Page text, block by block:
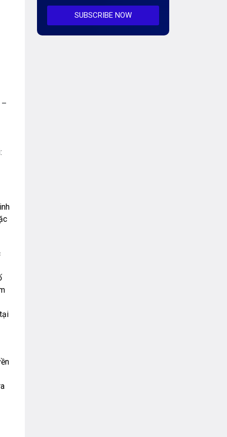
–
Server AI
Server Dedicated (Máy chủ riêng)
SUBSCRIBE NOW